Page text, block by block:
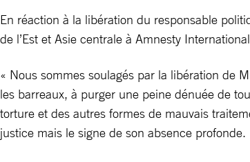
En réaction à la libération du responsable
de l’Est et Asie centrale à Amnesty
« Nous sommes soulagés par la libération de
les barreaux, à purger une peine dénuée de
torture et des autres formes de mauvais
justice mais le signe de son absence profonde.